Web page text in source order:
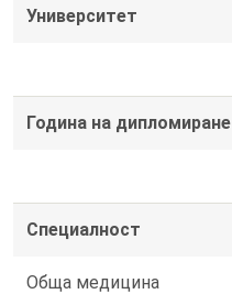
Университет
Година на дипломиране
Специалност
Обща медицина